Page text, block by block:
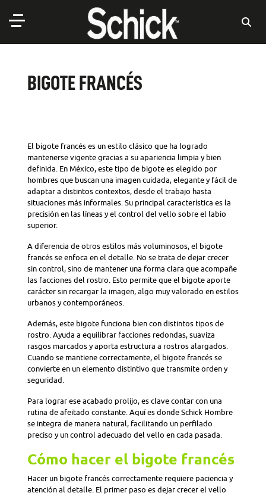
BIGOTE FRANCÉS
El bigote francés es un estilo clásico que ha logrado
mantenerse vigente gracias a su apariencia limpia y bien
definida. En México, este tipo de bigote es elegido por
hombres que buscan una imagen cuidada, elegante y fácil de
adaptar a distintos contextos, desde el trabajo hasta
situaciones más informales. Su principal característica es la
precisión en las líneas y el control del vello sobre el labio
superior.
A diferencia de otros estilos más voluminosos, el bigote
francés se enfoca en el detalle. No se trata de dejar crecer
sin control, sino de mantener una forma clara que acompañe
las facciones del rostro. Esto permite que el bigote aporte
carácter sin recargar la imagen, algo muy valorado en estilos
urbanos y contemporáneos.
Además, este bigote funciona bien con distintos tipos de
rostro. Ayuda a equilibrar facciones redondas, suaviza
rasgos marcados y aporta estructura a rostros alargados.
Cuando se mantiene correctamente, el bigote francés se
convierte en un elemento distintivo que transmite orden y
seguridad.
Para lograr ese acabado prolijo, es clave contar con una
rutina de afeitado constante. Aquí es donde Schick Hombre
se integra de manera natural, facilitando un perfilado
preciso y un control adecuado del vello en cada pasada.
Cómo hacer el bigote francés
Hacer un bigote francés correctamente requiere paciencia y
atención al detalle. El primer paso es dejar crecer el vello